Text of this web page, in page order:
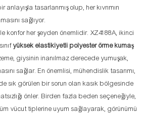
tasarlanmış olup, her kıvrımın
sağlıyor.
konfor her şeyden önemlidir. XZ4188A, ikinci
yüksek elastikiyetli polyester örme kumaş
giysinin inanılmaz derecede yumuşak,
sağlar. En önemlisi, mühendislik tasarımı,
sık görülen bir sorun olan kasık bölgesinde
önler. Birden fazla beden seçeneğiyle,
vücut tiplerine uyum sağlayarak, görünümü